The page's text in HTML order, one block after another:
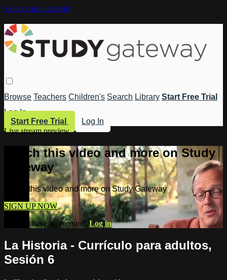
Skip to main content
Browse Teachers Children's Search Library Start Free Trial
Log In
Start Free Trial
Log In
Live stream preview
Watch this video and more on Study
Gateway
Watch this video and more on Study Gateway
SIGN UP NOW
Already have an account? Log in
La Historia - Currículo para adultos,
Sesión 6